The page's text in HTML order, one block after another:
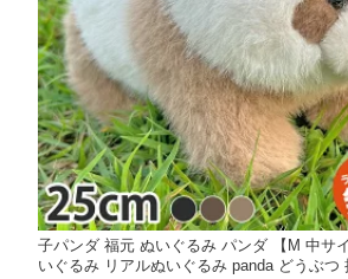
子パンダ 福元 ぬいぐるみ パンダ 【M 中サ
いぐるみ リアルぬいぐるみ panda どうぶつ